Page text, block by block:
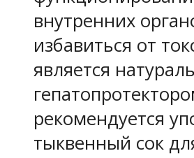
внутренних
избавиться от
является
рекомендуется
тыквенный сок